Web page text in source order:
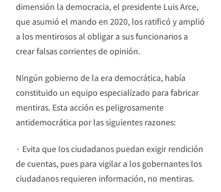
dimensión la democracia, el presidente Luis Arce,
que asumió el mando en 2020, los ratificó y amplió
a los mentirosos al obligar a sus funcionarios a
crear falsas corrientes de opinión.
Ningún gobierno de la era democrática, había
constituido un equipo especializado para fabricar
mentiras. Esta acción es peligrosamente
antidemocrática por las siguientes razones:
· Evita que los ciudadanos puedan exigir rendición
de cuentas, pues para vigilar a los gobernantes los
ciudadanos requieren información, no mentiras.